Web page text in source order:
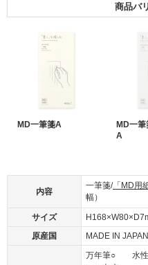
商品バ
MD一筆箋A
MD一
A
内容
一筆箋/「MD用
幅）
サイズ
原産国
MADE IN JAPAN
万年筆○ 水